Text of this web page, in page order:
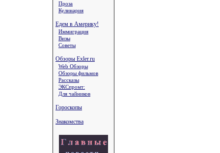
Проза
Кулинария
Едем в Америку!
Иммиграция
Визы
Советы
Обзоры Exler.ru
Web Обзоры
Обзоры фильмов
Рассказы
ЭКСпромт:
Для чайников
Гороскопы
Знакомства